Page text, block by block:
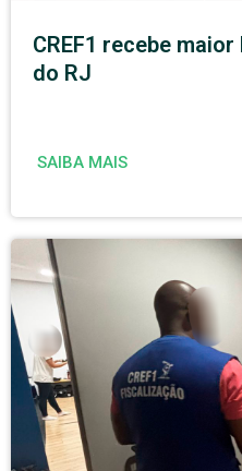
CREF1 recebe
do RJ
SAIBA MAIS